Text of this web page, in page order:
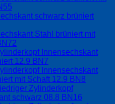
schwarz brüniert
Stahl brüniert mit
Innensechskant
12.9 BN7
Innensechskant
mit Schaft 12.9 BN8
Zylinderkopf
schwarz 08.8 BN16